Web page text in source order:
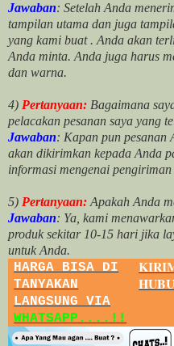
Jawaban: Setelah Anda
tampilan utama dan juga
yang kami buat . Anda akan
Anda minta. Anda juga harus
dan warna.
4) Pertanyaan: Bagaimana
pelacakan pesanan saya yang
Jawaban: Kapan pun pesanan
akan dikirimkan kepada Anda
informasi mengenai
5) Pertanyaan: Apakah Anda
Jawaban: Ya, kami
produk sekitar 10-15 hari jika
untuk Anda.
HARGA BISA DI
TANYAKAN
LANGSUNG VIA
WHATSAPP....!!